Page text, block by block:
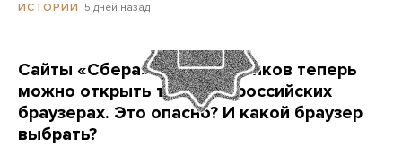
ИСТОРИИ 5 дней назад
Сайты «Сбера» и других банков теперь
можно открыть только в российских
браузерах. Это опасно? И какой браузер
выбрать?